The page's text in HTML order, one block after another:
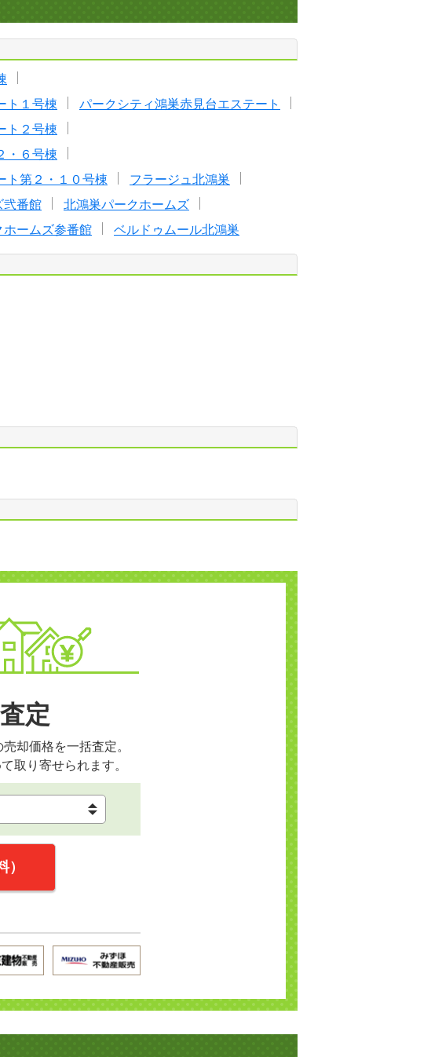
ト１号棟
パークシティ鴻巣赤見台エステート
ト２号棟
・６号棟
ト第２・１０号棟
フラージュ北鴻巣
弐番館
北鴻巣パークホームズ
ホームズ参番館 ベルドゥムール北鴻巣
定
却価格を一括査定。
取り寄せられます。